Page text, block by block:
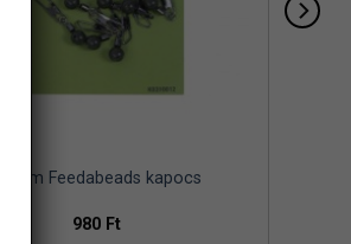
Korum Feedabeads kapocs
980 Ft